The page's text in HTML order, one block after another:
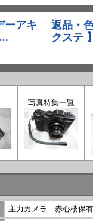
写真特集一覧
主力カメラ 赤心楼保